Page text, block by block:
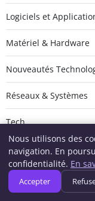
Logiciels et
Matériel & Hardware
Nouveautés
Réseaux & Systèmes
Tech
Nous utilisons des
navigation. En
confidentialité. En
Accepter